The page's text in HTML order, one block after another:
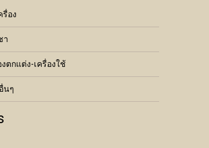
รื่อง
า
ตกแต่ง-เครื่องใช้
นๆ